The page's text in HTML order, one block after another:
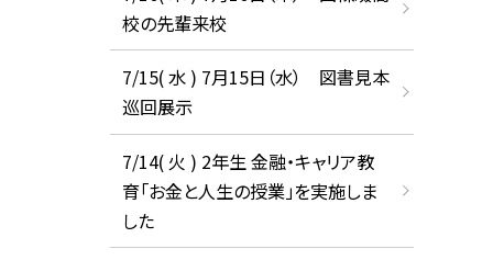
校の先輩来校
7/15( 水 ) 7月15日（水） 図書見本
巡回展示
7/14( 火 ) 2年生 金融・キャリア教
育「お金と人生の授業」を実施しま
した